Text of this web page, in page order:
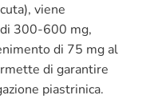
viene
300-600 mg,
di 75 mg al
di garantire
piastrinica.